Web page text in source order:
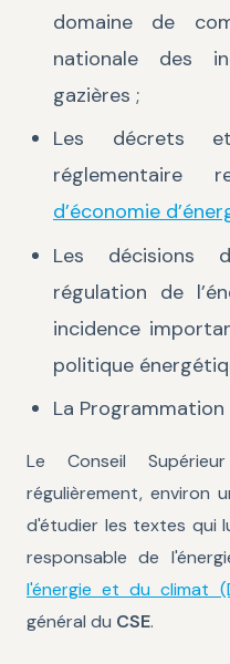
domaine de
nationale des
gazières ;
Les décrets
réglementaire
d’économie
Les décisions
régulation de
incidence
politique
La Programmation
Le Conseil
régulièrement, environ
d'étudier les textes qui
responsable de
l'énergie et du climat
général du CSE.